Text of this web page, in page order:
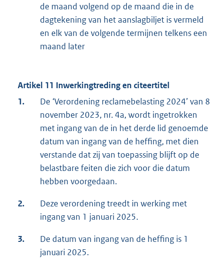
de maand volgend op de maand die in de
dagtekening van het aanslagbiljet is vermeld
en elk van de volgende termijnen telkens een
maand later
Artikel 11 Inwerkingtreding en citeertitel
1.
De ‘Verordening reclamebelasting 2024’ van 8
november 2023, nr. 4a, wordt ingetrokken
met ingang van de in het derde lid genoemde
datum van ingang van de heffing, met dien
verstande dat zij van toepassing blijft op de
belastbare feiten die zich voor die datum
hebben voorgedaan.
2.
Deze verordening treedt in werking met
ingang van 1 januari 2025.
3.
De datum van ingang van de heffing is 1
januari 2025.